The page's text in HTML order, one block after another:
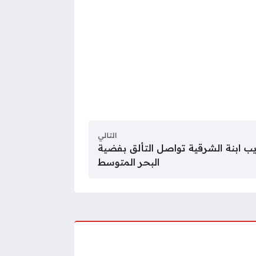
التالي
ابنة الشرقية تواصل التألق بفضية
البحر المتوسط